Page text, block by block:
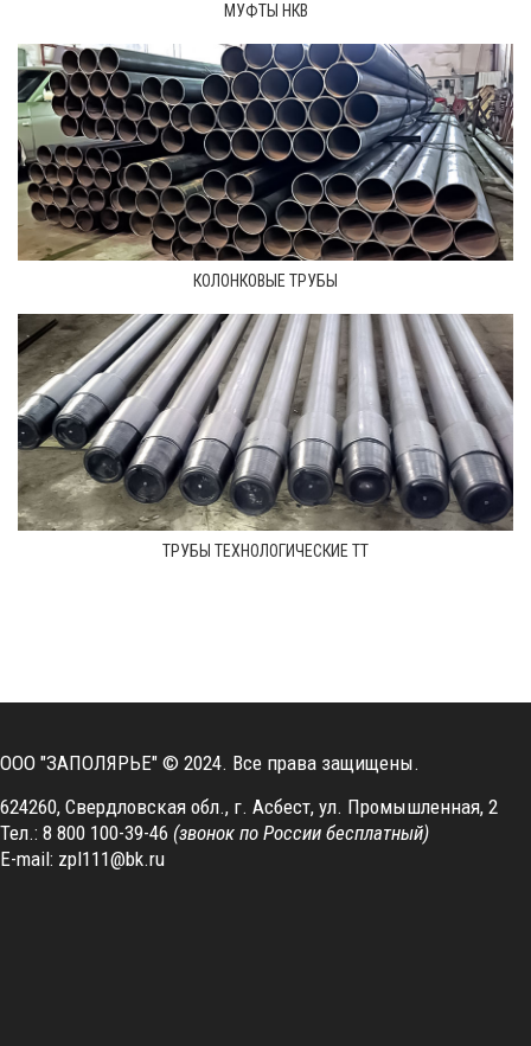
МУФТЫ НКВ
КОЛОНКОВЫЕ ТРУБЫ
ТРУБЫ ТЕХНОЛОГИЧЕСКИЕ ТТ
ООО "ЗАПОЛЯРЬЕ" © 2024. Все права защищены.
624260, Свердловская обл., г. Асбест, ул. Промышленная, 2
Тел.: 8 800 100-39-46 (звонок по России бесплатный)
E-mail: zpl111@bk.ru